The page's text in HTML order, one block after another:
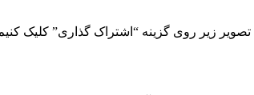
زیر روی گزینه “اشتراک گذاری” کلیک